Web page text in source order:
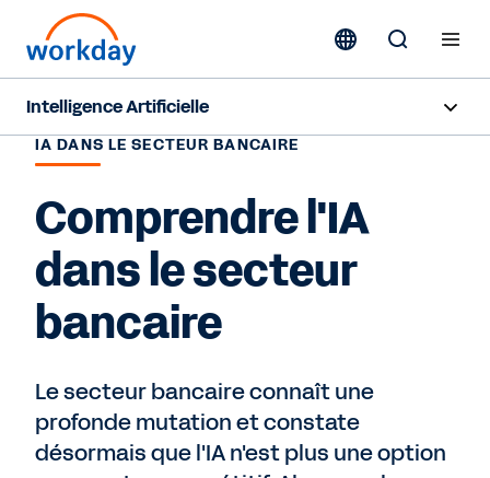
Intelligence Artificielle
Aperçu
Sana
Agent System of Record
Agents
IA responsable
IA DANS LE SECTEUR BANCAIRE
Comprendre l'IA
dans le secteur
bancaire
Le secteur bancaire connaît une
profonde mutation et constate
désormais que l'IA n'est plus une option